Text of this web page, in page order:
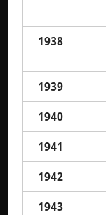
1938
1939
1940
1941
1942
1943